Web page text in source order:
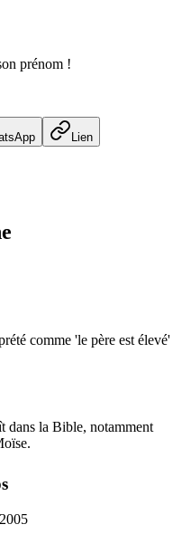
prénom !
Lien
comme 'le père est élevé'
dans la Bible, notamment
2005